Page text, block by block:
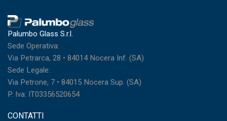
Palumbo Glass S.r.l.
Sede Operativa:
Via Petrarca, 28 • 84014 Nocera Inf. (SA)
Sede Legale:
Via Petrone, 7 • 84015 Nocera Sup. (SA)
P. Iva: IT03356520654
CONTATTI